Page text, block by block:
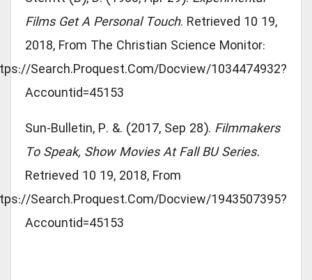
Films Get A Personal Touch. Retrieved 10 19,
2018, From The Christian Science Monitor:
search.proquest.com/docview/1034474932?
Accountid=45153
Sun-Bulletin, P. &. (2017, Sep 28).Filmmakers
To Speak, Show Movies At Fall BU Series.
Retrieved 10 19, 2018, From
search.proquest.com/docview/1943507395?
Accountid=45153